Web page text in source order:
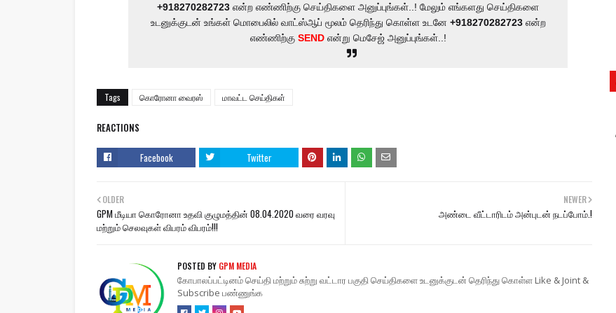
+918270282723 என்ற எண்ணிற்கு செய்திகளை அனுப்புங்கள்..! மேலும் எங்களது செய்திகளை
உடனுக்குடன் உங்கள் மொபைலில் வாட்ஸ்ஆப் மூலம் தெரிந்து கொள்ள உடனே +918270282723என்ற
எண்ணிற்கு SENDஎன்று மெசேஜ் அனுப்புங்கள்..!
Tags கொரோனா வைரஸ் மாவட்ட செய்திகள்
REACTIONS
Facebook Twitter
NEWER
அண்டை வீட்டாரிடம் அன்புடன் நடப்போம்.!
OLDER
GPM மீடியா கொரோனா உதவி குழுமத்தின் 08.04.2020 வரை வரவு
மற்றும் செலவுகள் விபரம் விபரம்!!!
POSTED BY GPM MEDIA
கோபாலப்பட்டினம் செய்தி மற்றும் சுற்று வட்டார பகுதி செய்திகளை உடனுக்குடன் தெரிந்து கொள்ள Like & Joint &
Subscribe பண்ணுங்க